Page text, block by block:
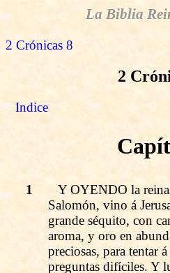
La Biblia
2 Crónicas 8
2
Indice
1
Y OYENDO la reina
Salomón, vino á
grande séquito, con
aroma, y oro en
preciosas, para tentar
preguntas difíciles. Y